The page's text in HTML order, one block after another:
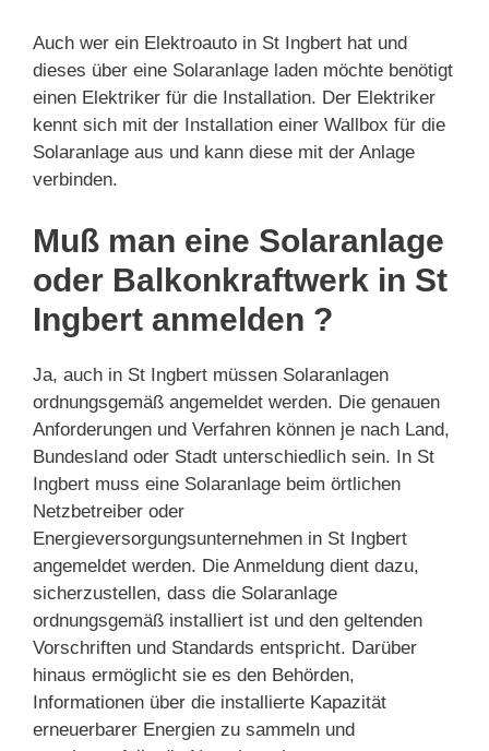
Auch wer ein Elektroauto in St Ingbert hat und
dieses über eine Solaranlage laden möchte benötigt
einen Elektriker für die Installation. Der Elektriker
kennt sich mit der Installation einer Wallbox für die
Solaranlage aus und kann diese mit der Anlage
verbinden.
Muß man eine Solaranlage
oder Balkonkraftwerk in St
Ingbert anmelden ?
Ja, auch in St Ingbert müssen Solaranlagen
ordnungsgemäß angemeldet werden. Die genauen
Anforderungen und Verfahren können je nach Land,
Bundesland oder Stadt unterschiedlich sein. In St
Ingbert muss eine Solaranlage beim örtlichen
Netzbetreiber oder
Energieversorgungsunternehmen in St Ingbert
angemeldet werden. Die Anmeldung dient dazu,
sicherzustellen, dass die Solaranlage
ordnungsgemäß installiert ist und den geltenden
Vorschriften und Standards entspricht. Darüber
hinaus ermöglicht sie es den Behörden,
Informationen über die installierte Kapazität
erneuerbarer Energien zu sammeln und